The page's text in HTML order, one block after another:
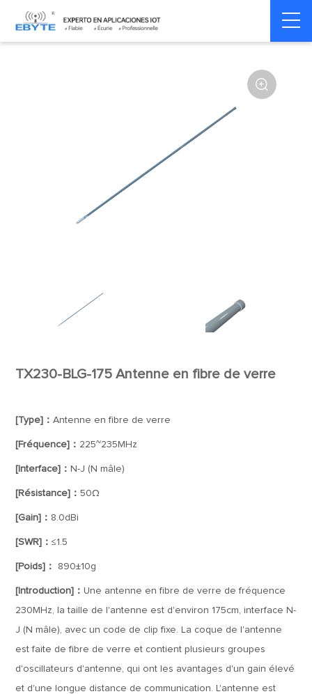
Home > Accessoires > Antenna

TX230-BLG-175 Antenne en fibre de verre
[Type]：Antenne en fibre de verre
[Fréquence]： 225~235MHz
[Interface]： N-J (N mâle)
[Résistance]：50Ω
[Gain]： 8.0dBi
[SWR]：≤1.5
[Poids]： 890±10g
[Introduction]：Une antenne en fibre de verre de fréquence
230MHz, la taille de l'antenne est d'environ 175cm, interface N-
J (N mâle), avec un code de clip fixe. La coque de l'antenne
est faite de fibre de verre et contient plusieurs groupes
d'oscillateurs d'antenne, qui ont les avantages d'un gain élevé
et d'une longue distance de communication. L'antenne est